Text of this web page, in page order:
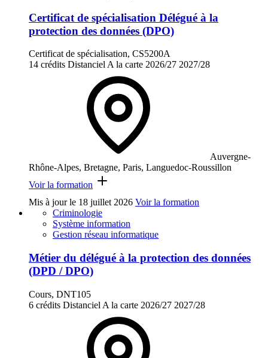
Certificat de spécialisation Délégué à la
protection des données (DPO)
Certificat de spécialisation, CS5200A
14 crédits Distanciel A la carte 2026/27 2027/28
Auvergne-
Rhône-Alpes, Bretagne, Paris, Languedoc-Roussillon
Voir la formation
Mis à jour le 18 juillet 2026 Voir la formation
Criminologie
Système information
Gestion réseau informatique
Métier du délégué à la protection des données
(DPD / DPO)
Cours, DNT105
6 crédits Distanciel A la carte 2026/27 2027/28